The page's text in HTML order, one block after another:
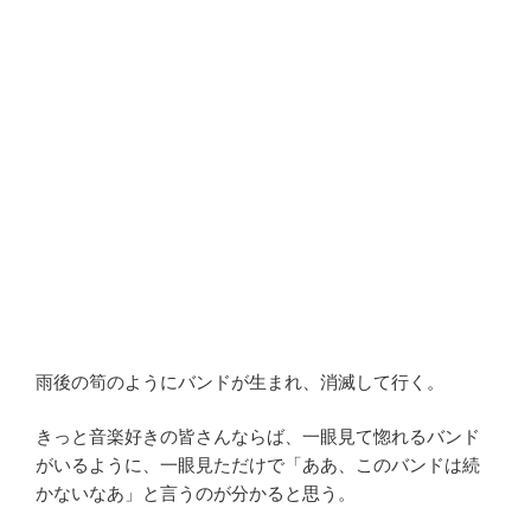
雨後の筍のようにバンドが生まれ、消滅して行く。
きっと音楽好きの皆さんならば、一眼見て惚れるバンド
がいるように、一眼見ただけで「ああ、このバンドは続
かないなあ」と言うのが分かると思う。